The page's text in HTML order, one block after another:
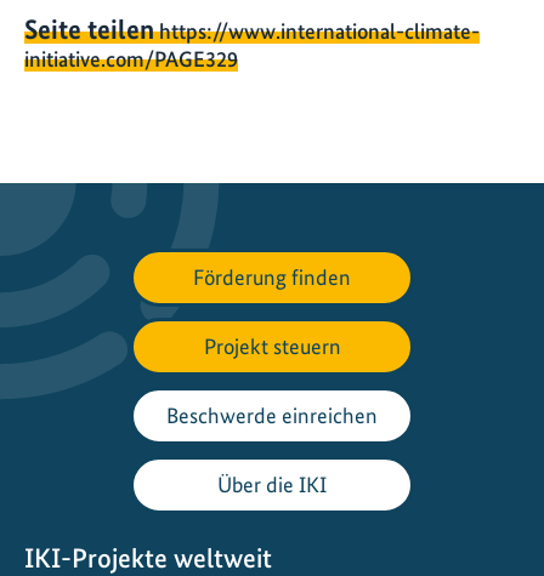
Seite teilenhttps://www.international-climate-
initiative.com/PAGE329
Förderung finden
Projekt steuern
Beschwerde einreichen
Über die IKI
IKI-Projekte weltweit